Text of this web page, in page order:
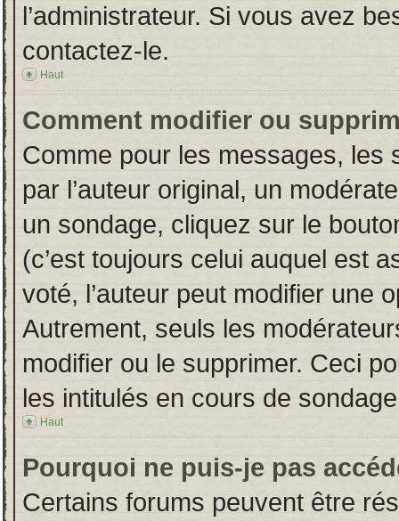
l’administrateur. Si vous avez
contactez-le.
Haut
Comment modifier ou
Comme pour les messages, les
par l’auteur original, un
un sondage, cliquez sur le
(c’est toujours celui auquel est
voté, l’auteur peut modifier une
Autrement, seuls les
modifier ou le supprimer. Ceci
les intitulés en cours de
Haut
Pourquoi ne puis-je pas
Certains forums peuvent être